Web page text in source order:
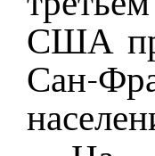
США
Сан-